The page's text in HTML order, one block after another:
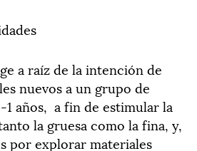
a raíz de la intención de
nuevos a un grupo de
años, a fin de estimular la
la gruesa como la fina, y,
por explorar materiales